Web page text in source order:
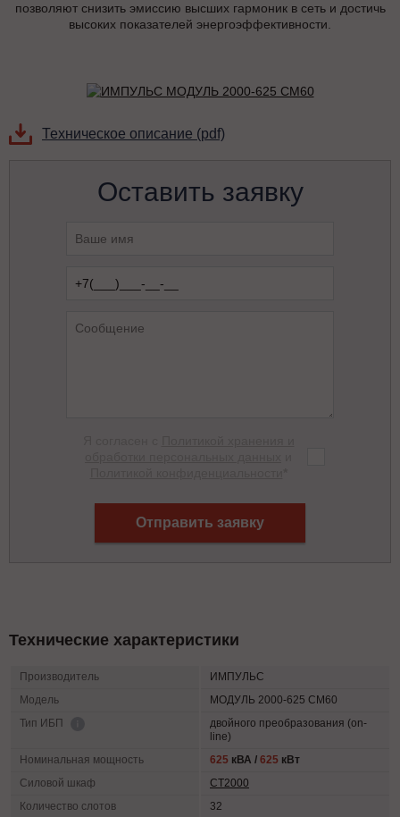
позволяют снизить эмиссию высших гармоник в сеть и достичь
высоких показателей энергоэффективности.
Техническое описание (pdf)
Оставить заявку
Отправить заявку
Технические характеристики
Производитель
ИМПУЛЬС
Модель
МОДУЛЬ 2000-625 СМ60
Тип ИБП
двойного преобразования (on-
line)
Номинальная мощность
625 кВА / 625 кВт
Силовой шкаф
СТ2000
Количество слотов
32